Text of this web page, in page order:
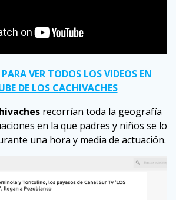
VER TODOS LOS VIDEOS EN
DE LOS CACHIVACHES
recorrían toda la geografía
en la que padres y niños se lo
una hora y media de actuación.